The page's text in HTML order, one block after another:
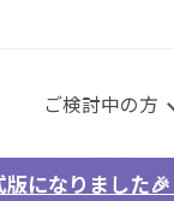
ご検討中の方
になりました🎉